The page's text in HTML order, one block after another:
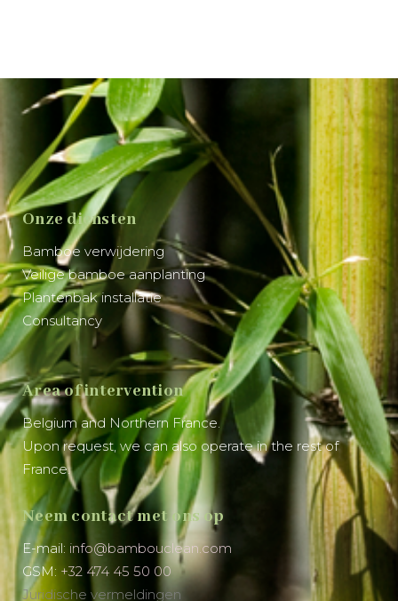
Onze diensten
Bamboe verwijdering
Veilige bamboe aanplanting
Plantenbak installatie
Consultancy
Area of intervention
Belgium and Northern France.
Upon request, we can also operate in the rest of
France.
Neem contact met ons op
E-mail: info@bambouclean.com
GSM: +32 474 45 50 00
Juridische vermeldingen